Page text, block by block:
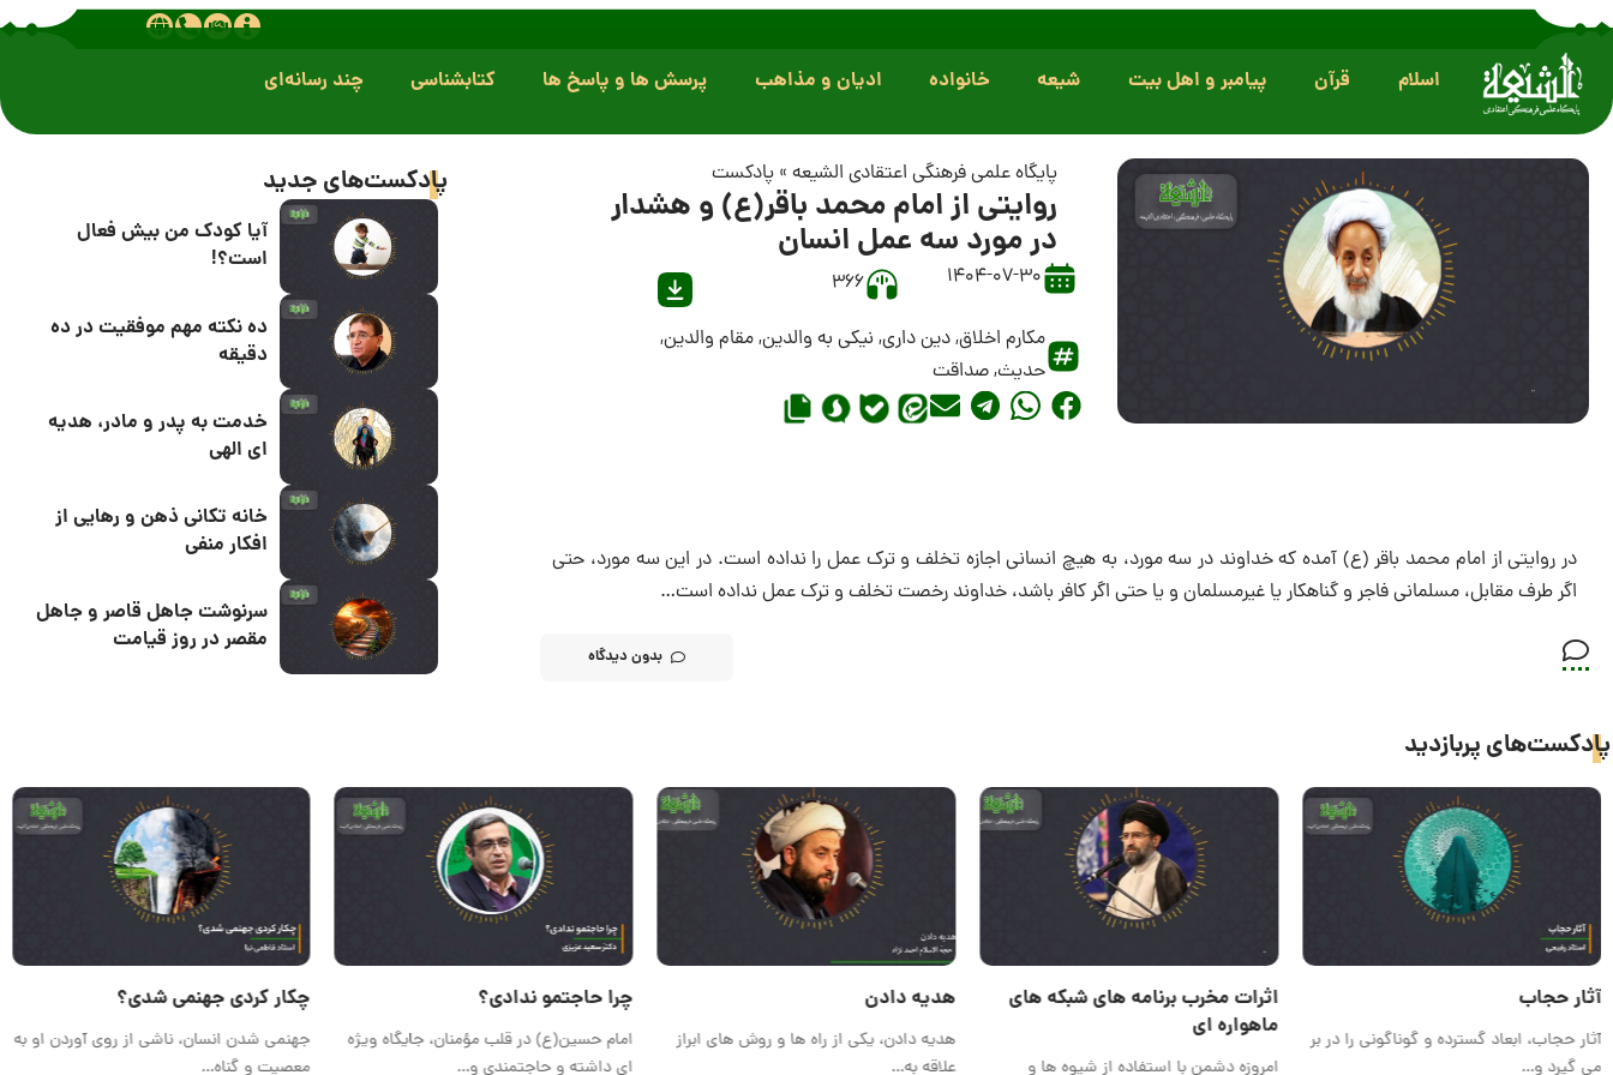
اسلام قرآن پیامبر و اهل بیت شیعه خانواده ادیان و مذاهب پرسش ها و پاسخ ها کتابشناسی چند رسانه‌ای
پایگاه علمی فرهنگی اعتقادی الشیعه »پادکست
روایتی از امام محمد باقر(ع) و هشدار
در مورد سه عمل انسان
1404-07-30
366
مکارم اخلاق,دین داری, نیکی به والدین,مقام والدین,
حدیث,صداقت
در روایتی از امام محمد باقر (ع) آمده که خداوند در سه مورد، به هیچ انسانی اجازه تخلف و ترک عمل را نداده است. در این سه مورد، حتی
اگر طرف مقابل، مسلمانی فاجر و گناهکار یا غیرمسلمان و یا حتی اگر کافر باشد، خداوند رخصت تخلف و ترک عمل نداده است…
بدون دیدگاه
پادکست‌های جدید
آیا کودک من بیش فعال
است؟!
ده نکته مهم موفقیت در ده
دقیقه
خدمت به پدر و مادر، هدیه
ای الهی
خانه تکانی ذهن و رهایی از
افکار منفی
سرنوشت جاهل قاصر و جاهل
مقصر در روز قیامت
پادکست‌های پربازدید
آثار حجاب
آثار حجاب، ابعاد گسترده و گوناگونی را در بر
می گیرد و…
اثرات مخرب برنامه های شبکه های
ماهواره ای
امروزه دشمن با استفاده از شیوه ها و
هدیه دادن
هدیه دادن، یکی از راه ها و روش های ابراز
علاقه به…
چرا حاجتمو ندادی؟
امام حسین(ع) در قلب مؤمنان، جایگاه ویژه
ای داشته و حاجتمندی و…
چکار کردی جهنمی شدی؟
جهنمی شدن انسان، ناشی از روی آوردن او به
معصیت و گناه…